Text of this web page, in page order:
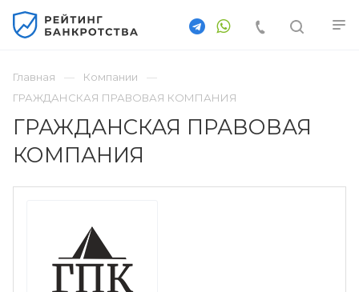
Главная
Компании
ГРАЖДАНСКАЯ ПРАВОВАЯ КОМПАНИЯ
ГРАЖДАНСКАЯ ПРАВОВАЯ
КОМПАНИЯ